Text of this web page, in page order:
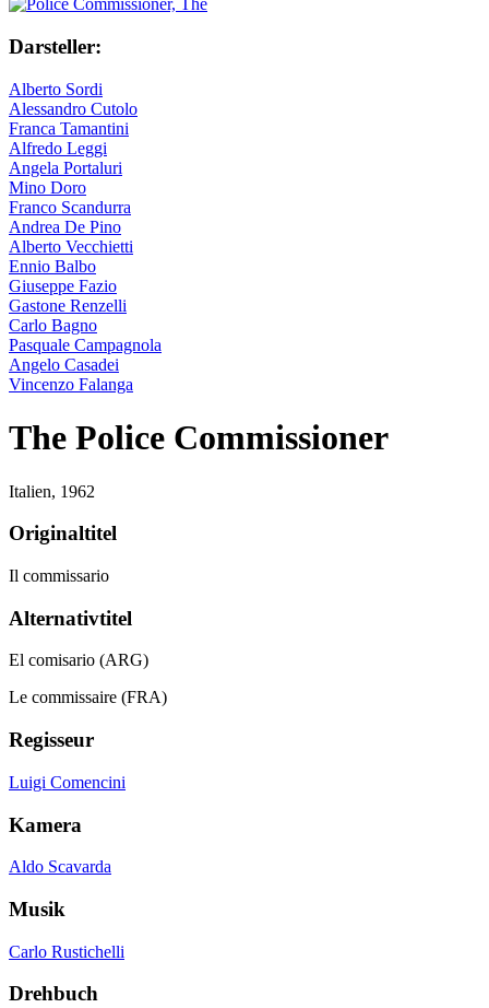
Darsteller:
Alberto Sordi
Alessandro Cutolo
Franca Tamantini
Alfredo Leggi
Angela Portaluri
Mino Doro
Franco Scandurra
Andrea De Pino
Alberto Vecchietti
Ennio Balbo
Giuseppe Fazio
Gastone Renzelli
Carlo Bagno
Pasquale Campagnola
Angelo Casadei
Vincenzo Falanga
The Police Commissioner
Italien, 1962
Originaltitel
Il commissario
Alternativtitel
El comisario (ARG)
Le commissaire (FRA)
Regisseur
Luigi Comencini
Kamera
Aldo Scavarda
Musik
Carlo Rustichelli
Drehbuch